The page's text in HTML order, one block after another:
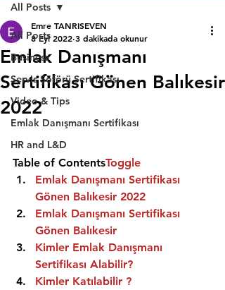
All Posts
Business
Servis Şöförü Sertifikası
Video & Tips
Emlak Danışmanı Sertifikası
HR and L&D
All Posts
Emlak Danışmanı
Sertifikası Gönen Balıkesir
2022
Emre TANRISEVEN
8 Eyl 2022 3 dakikada okunur
Table of ContentsToggle
Emlak Danışmanı Sertifikası
Gönen Balıkesir 2022
Emlak Danışmanı Sertifikası
Gönen Balıkesir
Kimler Emlak Danışmanı
Sertifikası Alabilir?
Kimler Katılabilir ?